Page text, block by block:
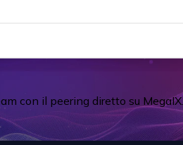
con il peering diretto su MegaIX.